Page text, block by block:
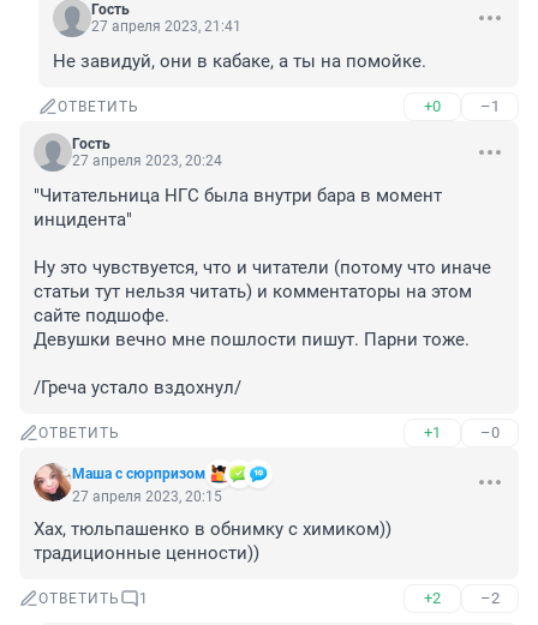
Гость
27 апреля 2023, 21:41
Не завидуй, они в кабаке, а ты на помойке.
ОТВЕТИТЬ +0 –1
Гость
27 апреля 2023, 20:24
"Читательница НГС была внутри бара в момент
инцидента"
Ну это чувствуется, что и читатели (потому что иначе
статьи тут нельзя читать) и комментаторы на этом
сайте подшофе.
Девушки вечно мне пошлости пишут. Парни тоже.
/Греча устало вздохнул/
ОТВЕТИТЬ +1 –0
Маша с сюрпризом
27 апреля 2023, 20:15
Хах, тюльпашенко в обнимку с химиком))
традиционные ценности))
ОТВЕТИТЬ 1 +2 –2